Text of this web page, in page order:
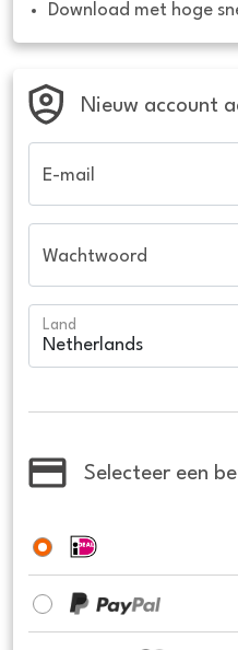
Download met hoge
Nieuw account
E-mail
Wachtwoord
Land
Selecteer een